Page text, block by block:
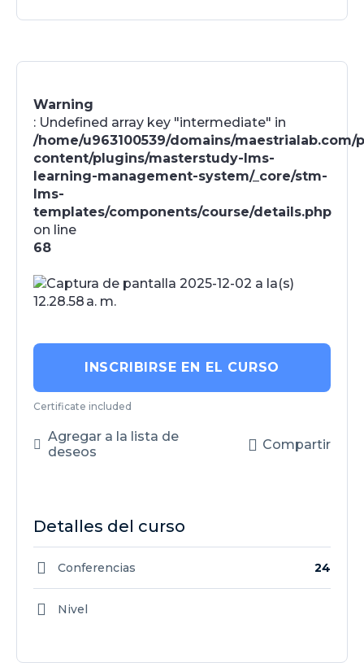
INSCRIBIRSE EN EL CURSO
Certificate included
Agregar a la lista de
deseos
Compartir
Warning
: Undefined array key "intermediate" in
/home/u963100539/domains/
content/plugins/masterstudy-lms-
learning-management-system/_core/stm-
lms-
templates/components/course/details.php
on line
68
Detalles del curso
Conferencias 24
Nivel